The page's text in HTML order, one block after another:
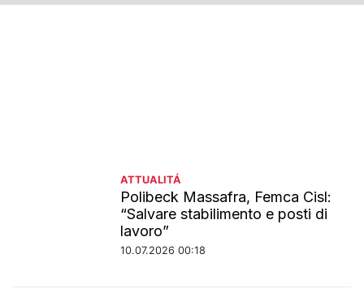
ATTUALITÁ
Polibeck Massafra, Femca Cisl:
“Salvare stabilimento e posti di
lavoro”
10.07.2026 00:18